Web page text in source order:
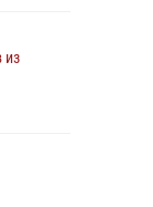
из
боевому